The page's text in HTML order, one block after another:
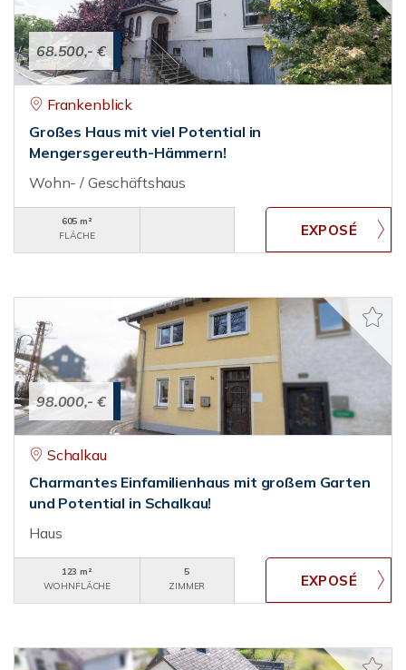
68.500,- €
Frankenblick
Großes Haus mit viel Potential in
Mengersgereuth-Hämmern!
Wohn- / Geschäftshaus
605 m²
FLÄCHE
98.000,- €
Schalkau
Charmantes Einfamilienhaus mit großem Garten
und Potential in Schalkau!
Haus
123 m²
WOHNFLÄCHE
5
ZIMMER